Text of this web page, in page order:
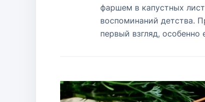
фаршем в капустных
воспоминаний детства.
первый взгляд, особенно